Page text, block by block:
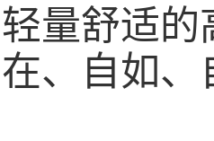
量舒适
、自如